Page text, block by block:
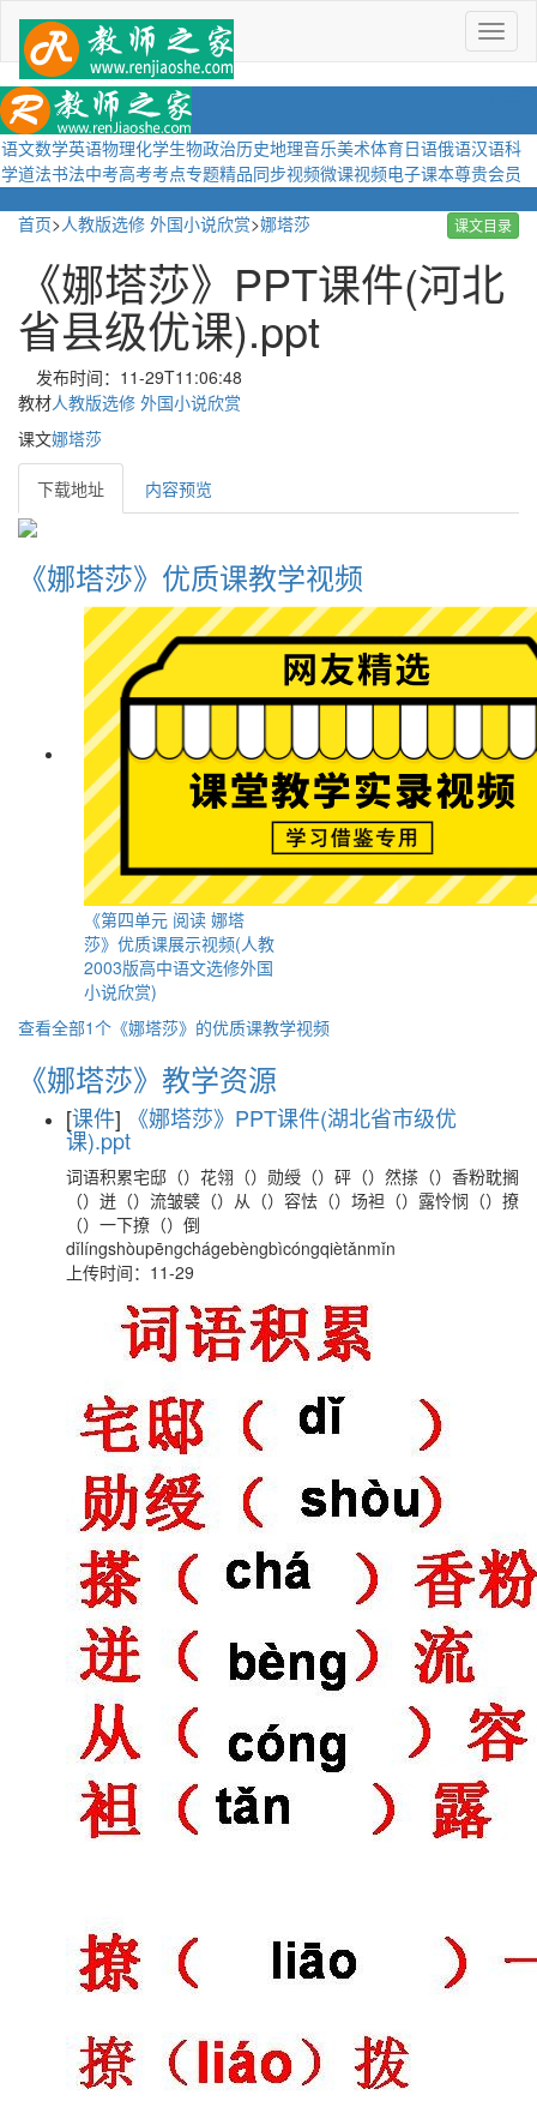
菜
单
语文数学英语物理化学生物政治历史地理音乐美术体育日语俄语汉语科
学道法书法中考高考考点专题精品同步视频微课视频电子课本尊贵会员
课文目录
首页>人教版选修 外国小说欣赏>娜塔莎
《娜塔莎》PPT课件(河北
省县级优课).ppt
发布时间：11-29T11:06:48
教材人教版选修 外国小说欣赏
课文娜塔莎
下载地址 内容预览
《娜塔莎》优质课教学视频
《第四单元 阅读 娜塔
莎》优质课展示视频(人教
2003版高中语文选修外国
小说欣赏)
查看全部1个《娜塔莎》的优质课教学视频
《娜塔莎》教学资源
[课件] 《娜塔莎》PPT课件(湖北省市级优
课).ppt
词语积累宅邸（）花翎（）勋绶（）砰（）然搽（）香粉耽搁
（）迸（）流皱襞（）从（）容怯（）场袒（）露怜悯（）撩
（）一下撩（）倒
dǐlíngshòupēngchágebèngbìcóngqiètǎnmǐn
上传时间：11-29